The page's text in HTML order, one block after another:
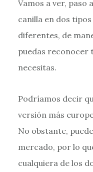
Vamos a ver, paso
canilla en dos
diferentes, de
puedas reconocer
necesitas.
Podríamos decir
versión más
No obstante,
mercado, por lo
cualquiera de los